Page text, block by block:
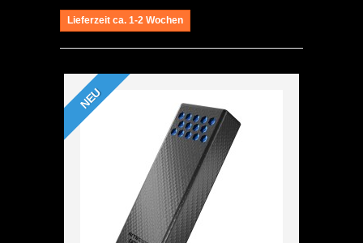
Lieferzeit ca. 1-2 Wochen
NEU